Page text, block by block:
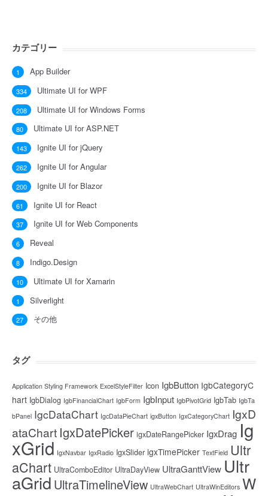
カテゴリー
App Builder
1
Ultimate UI for WPF
334
Ultimate UI for Windows Forms
208
Ultimate UI for ASP.NET
80
Ignite UI for jQuery
143
Ignite UI for Angular
262
Ignite UI for Blazor
200
Ignite UI for React
61
Ignite UI for Web Components
37
Reveal
6
Indigo.Design
8
Ultimate UI for Xamarin
10
Silverlight
1
その他
27
タグ
Application Styling Framework ExcelStyleFilter Icon IgbButton IgbCategoryC
hart IgbDialog IgbFinancialChart IgbForm IgbInput IgbPivotGrid IgbTab IgbTa
bPanel IgcDataChart IgcDataPieChart igxButton IgxCategoryChart IgxD
ataChart IgxDatePicker igxDateRangePicker IgxDragIg
xGrid IgxNavbar IgxRadio IgxSlider igxTimePicker TextField Ultr
aChart UltraComboEditor UltraDayView UltraGanttView Ultr
aGrid UltraTimelineView UltraWebChart UltraWinEditors W